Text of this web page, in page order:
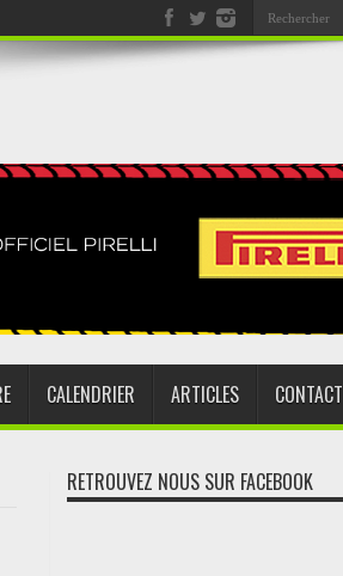
CALENDRIER ARTICLES CONTACT
RETROUVEZ NOUS SUR FACEBOOK